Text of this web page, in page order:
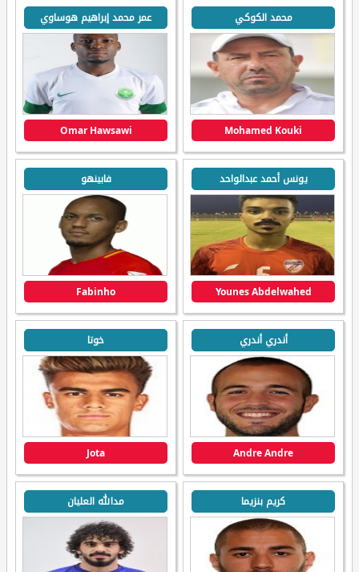
محمد الكوكي
Mohamed Kouki
عمر محمد إبراهيم هوساوي
Omar Hawsawi
يونس أحمد عبدالواحد
Younes Abdelwahed
فابينهو
Fabinho
أندري أندري
Andre Andre
خوتا
Jota
كريم بنزيما مدالله العليان